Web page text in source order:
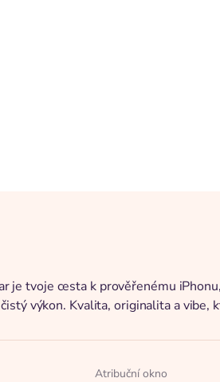
je tvoje cesta k prověřenému
výkon. Kvalita, originalita a vibe,
Atribuční okno